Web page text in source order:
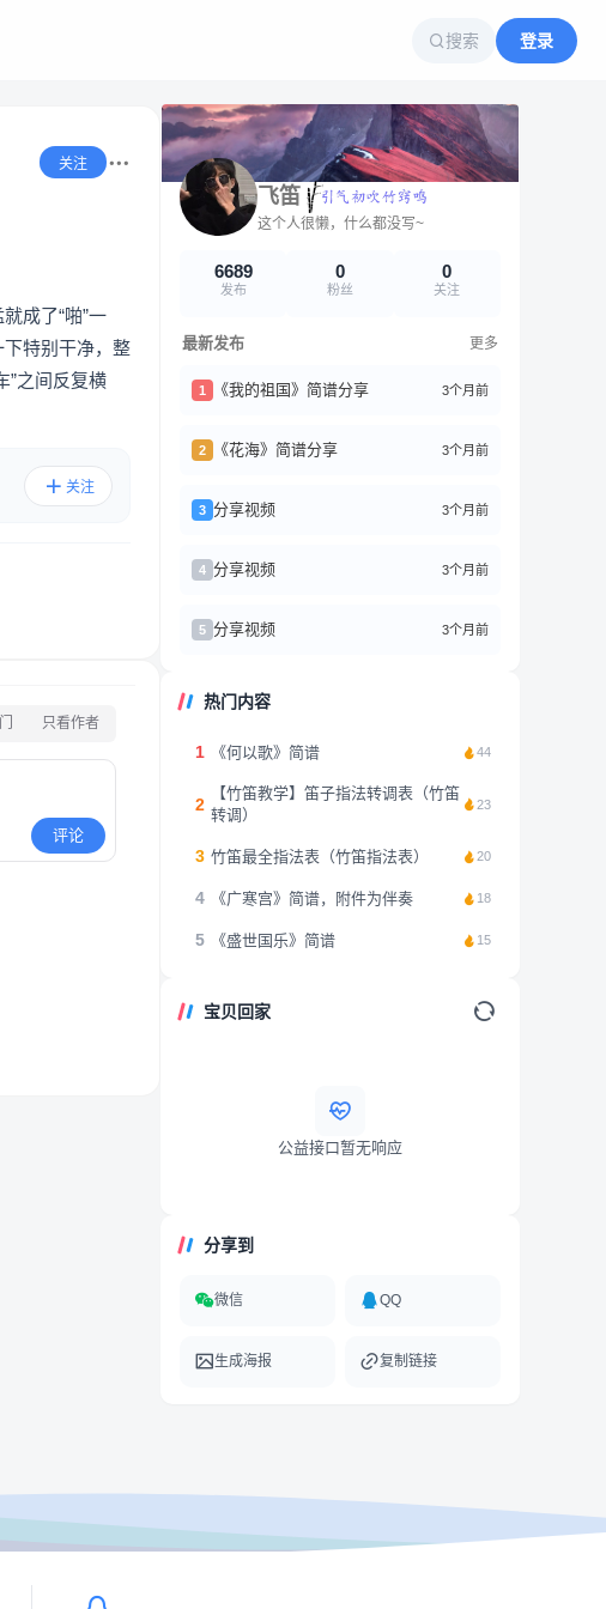
搜索 登录
关注
成了“啪”一
特别干净，整
”之间反复横
关注
只看作者
评论
飞笛
这个人很懒，什么都没写~
6689
发布
0
粉丝
0
关注
最新发布 更多
1 《我的祖国》简谱分享 3个月前
2 《花海》简谱分享 3个月前
3 分享视频 3个月前
4 分享视频 3个月前
5 分享视频 3个月前
热门内容
1 《何以歌》简谱 44
2
【竹笛教学】笛子指法转调表（竹笛
转调）
23
3 竹笛最全指法表（竹笛指法表） 20
4 《广寒宫》简谱，附件为伴奏 18
5 《盛世国乐》简谱 15
宝贝回家
公益接口暂无响应
分享到
微信 QQ
生成海报 复制链接